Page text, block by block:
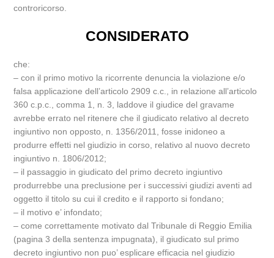
controricorso.
CONSIDERATO
che:
– con il primo motivo la ricorrente denuncia la violazione e/o
falsa applicazione dell’articolo 2909 c.c., in relazione all’articolo
360 c.p.c., comma 1, n. 3, laddove il giudice del gravame
avrebbe errato nel ritenere che il giudicato relativo al decreto
ingiuntivo non opposto, n. 1356/2011, fosse inidoneo a
produrre effetti nel giudizio in corso, relativo al nuovo decreto
ingiuntivo n. 1806/2012;
– il passaggio in giudicato del primo decreto ingiuntivo
produrrebbe una preclusione per i successivi giudizi aventi ad
oggetto il titolo su cui il credito e il rapporto si fondano;
– il motivo e’ infondato;
– come correttamente motivato dal Tribunale di Reggio Emilia
(pagina 3 della sentenza impugnata), il giudicato sul primo
decreto ingiuntivo non puo’ esplicare efficacia nel giudizio